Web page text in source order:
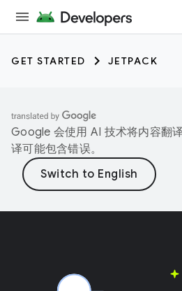
GET STARTED JETPACK
Google 会使用 AI 技术将内容翻
译可能包含错误。